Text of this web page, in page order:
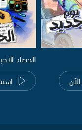
الحصاد